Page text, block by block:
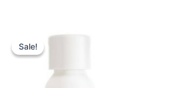
Sale!
Sale!
was: